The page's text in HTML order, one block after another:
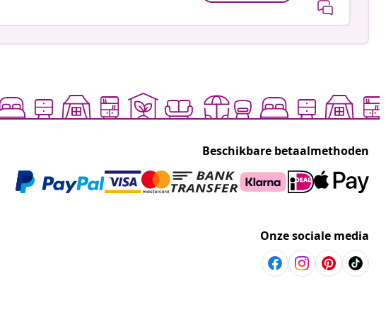
Beschikbare betaalmethoden
Onze sociale media